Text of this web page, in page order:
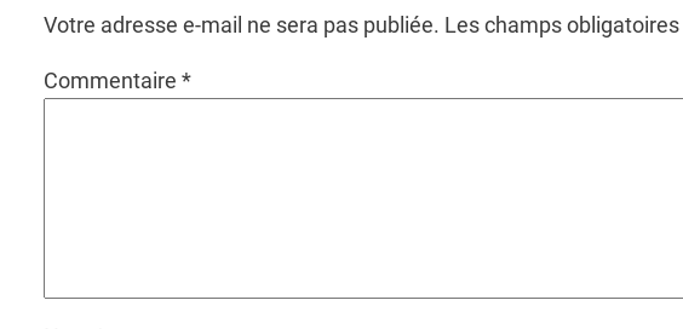
Votre adresse e-mail ne sera pas publiée. Les champs
Commentaire *